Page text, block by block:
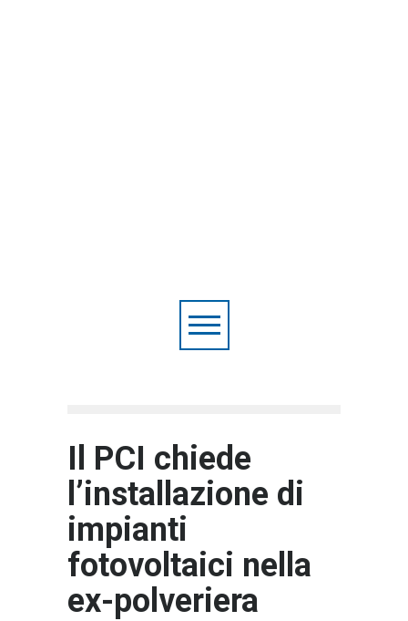
Il PCI chiede
l’installazione di
impianti
fotovoltaici nella
ex-polveriera